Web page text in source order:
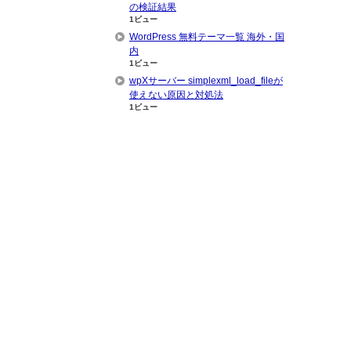
の検証結果
1ビュー
WordPress 無料テーマ一覧 海外・国
内
1ビュー
wpXサーバー simplexml_load_fileが
使えない原因と対処法
1ビュー